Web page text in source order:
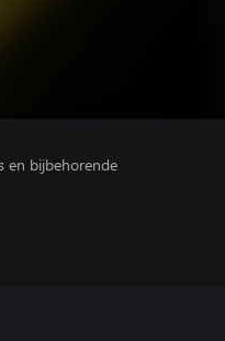
en bijbehorende